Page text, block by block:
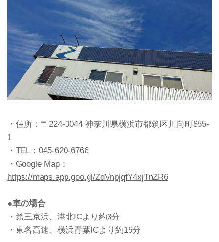
・住所：〒224-0044 神奈川県横浜市都筑区川向町855-
1
・TEL：045-620-6766
・Google Map：
https://maps.app.goo.gl/ZdVnpjqfY4xjTnZR6
●車の場合
・第三京浜、港北ICより約3分
・東名高速、横浜青葉ICより約15分